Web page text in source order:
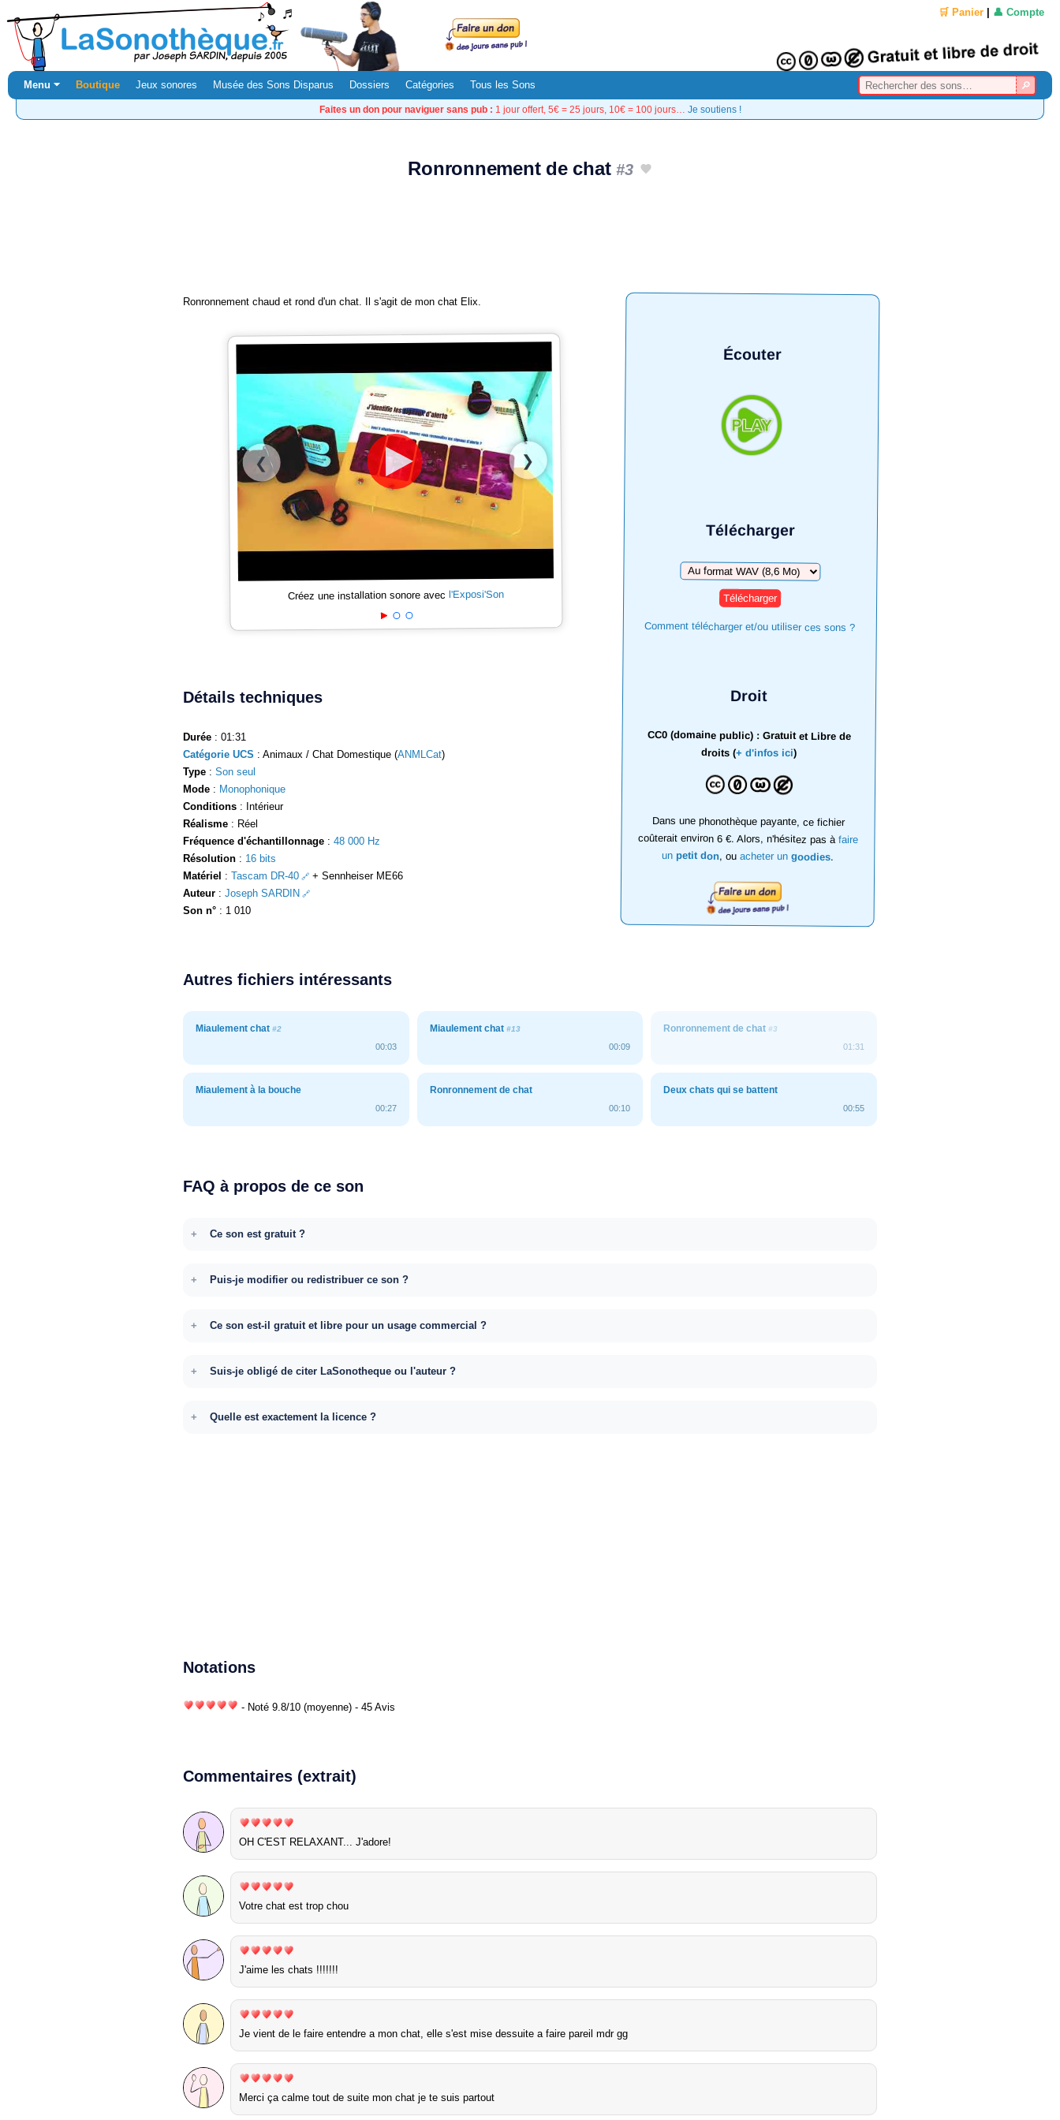
🛒 Panier 👤 Compte
Menu ⏷ Boutique Jeux sonores Musée des Sons Disparus Dossiers Catégories Tous les Sons
Faites un don pour naviguer sans pub : 1 jour offert, 5€ = 25 jours, 10€ = 100 jours… Je soutiens !
Ronronnement de chat#3
Écouter
Télécharger
Télécharger
Comment télécharger et/ou utiliser ces sons ?
Droit
CC0 (domaine public) : Gratuit et Libre de
droits (+ d'infos ici)
Dans une phonothèque payante, ce fichier
coûterait environ 6 €. Alors, n'hésitez pas àfaire
un petit don, ouacheter ungoodies.
Ronronnement chaud et rond d'un chat. Il s'agit de mon chat Elix.
❮ ❯
Créez une installation sonore avecl'Exposi'Son
Détails techniques
Durée : 01:31
Catégorie UCS : Animaux / Chat Domestique (ANMLCat)
Type : Son seul
Mode : Monophonique
Conditions : Intérieur
Réalisme : Réel
Fréquence d'échantillonnage : 48 000 Hz
Résolution : 16 bits
Matériel : Tascam DR-40
+ Sennheiser ME66
Auteur : Joseph SARDIN
Son n° : 1 010
Autres fichiers intéressants
Miaulement chat #2
00:03
Miaulement chat #13
00:09
Ronronnement de chat#3
01:31
Miaulement à la bouche
00:27
Ronronnement de chat
00:10
Deux chats qui se battent
00:55
FAQ à propos de ce son
Ce son est gratuit ?
Puis-je modifier ou redistribuer ce son ?
Ce son est-il gratuit et libre pour un usage commercial ?
Suis-je obligé de citer LaSonotheque ou l'auteur ?
Quelle est exactement la licence ?
Notations
- Noté 9.8/10 (moyenne) - 45 Avis
Commentaires (extrait)
OH C'EST RELAXANT... J'adore!
Votre chat est trop chou
J'aime les chats !!!!!!!
Je vient de le faire entendre a mon chat, elle s'est mise dessuite a faire pareil mdr gg
Merci ça calme tout de suite mon chat je te suis partout